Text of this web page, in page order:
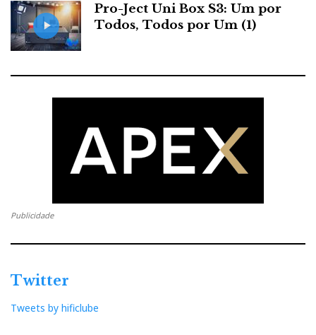
Pro-Ject Uni Box S3: Um por
Todos, Todos por Um (1)
Publicidade
Twitter
Tweets by hificlube